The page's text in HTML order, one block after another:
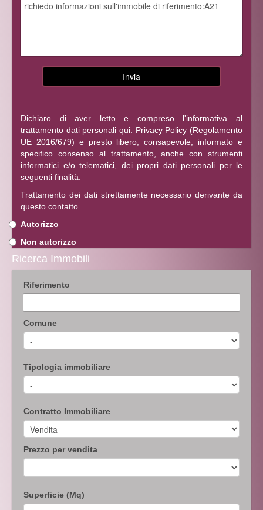
Dichiaro di aver letto e compreso l'informativa al
trattamento dati personali qui: Privacy Policy (Regolamento
UE 2016/679) e presto libero, consapevole, informato e
specifico consenso al trattamento, anche con strumenti
informatici e/o telematici, dei propri dati personali per le
seguenti finalità:
Trattamento dei dati strettamente necessario derivante da
questo contatto
Autorizzo
Non autorizzo
Ricerca Immobili
Riferimento
Comune
Tipologia immobiliare
Contratto Immobiliare
Prezzo per vendita
Superficie (Mq)